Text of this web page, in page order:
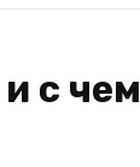
с чем